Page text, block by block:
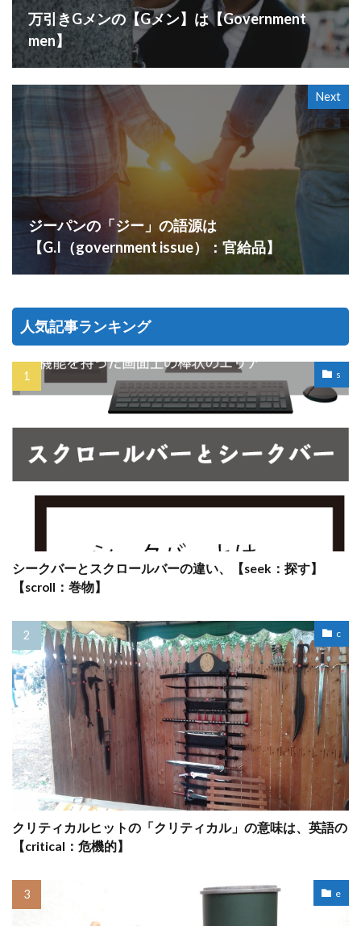
万引きGメンの【Gメン】は【Government
men】
Next
ジーパンの「ジー」の語源は
【G.I（government issue）：官給品】
人気記事ランキング
s
シークバーとスクロールバーの違い、【seek：探す】
【scroll：巻物】
c
クリティカルヒットの「クリティカル」の意味は、英語の
【critical：危機的】
e